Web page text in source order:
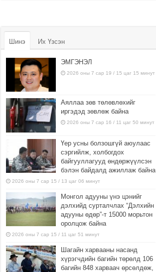
Шинэ Их Үзсэн
ЭМГЭНЭЛ
2026 оны 7 сар 19 / 15 цаг 15 минут
Аяллаа зөв төлөвлөхийг
иргэдэд зөвлөж байна
2026 оны 7 сар 16 / 11 цаг 50 минут
Үер усны болзошгүй аюулаас
сэргийлж, холбогдох
байгууллагууд өндөржүүлсэн
бэлэн байдалд ажиллаж байна
2026 оны 7 сар 15 / 13 цаг 06 минут
Монгол адууны үнэ цэнийг
дэлхийд сурталчлах “Дэлхийн
адууны өдөр”-т 15000 морьтон
оролцож байна
2026 оны 7 сар 15 / 11 цаг 51 минут
Шагайн харвааны насанд
хүрэгчдийн багийн төрөлд 106
багийн 848 харваач өрсөлдөж,